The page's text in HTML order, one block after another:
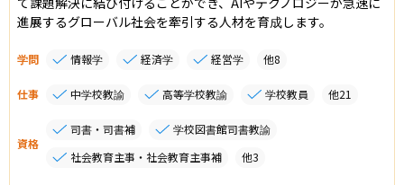
進展するグローバル社会を牽引する人材を育成します。
学問 情報学 経済学 経営学 他8
仕事 中学校教諭 高等学校教諭 学校教員 他21
資格
司書・司書補
学校図書館司書教諭
社会教育主事・社会教育主事補
他3